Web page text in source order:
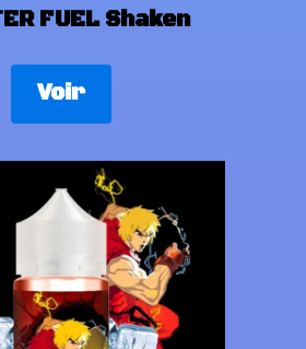
FUEL Shaken
Voir